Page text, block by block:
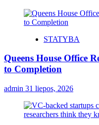
STATYBA
Queens House Office
to Completion
admin 31 liepos, 2026